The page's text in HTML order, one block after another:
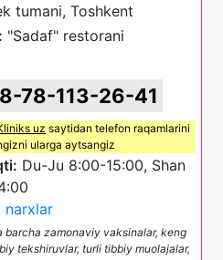
tumani, Toshkent
"Sadaf" restorani
78-113-26-41
uz saytidan telefon raqamlarini
ularga aytsangiz
Du-Ju 8:00-15:00, Shan
narxlar
barcha zamonaviy vaksinalar, keng
tekshiruvlar, turli tibbiy muolajalar,